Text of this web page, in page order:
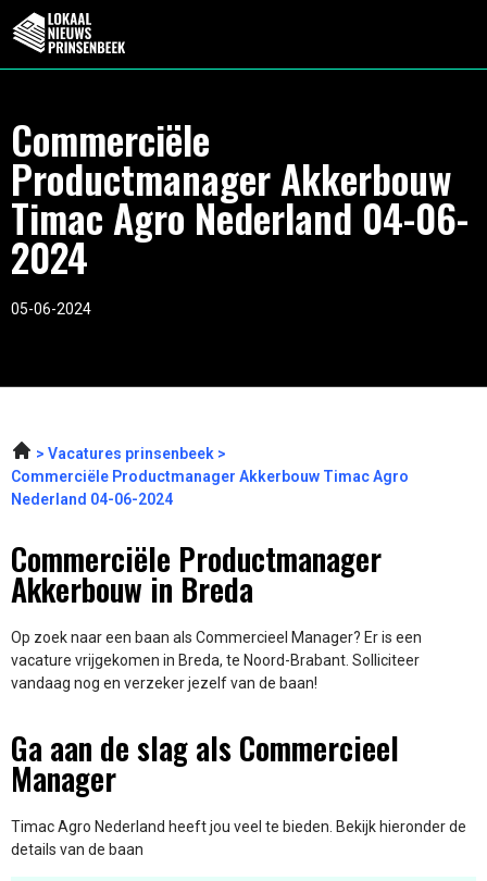
Commerciële
Productmanager Akkerbouw
Timac Agro Nederland 04-06-
2024
05-06-2024
Vacatures prinsenbeek
Commerciële Productmanager Akkerbouw Timac Agro
Nederland 04-06-2024
Commerciële Productmanager
Akkerbouw in Breda
Op zoek naar een baan als Commercieel Manager? Er is een
vacature vrijgekomen in Breda, te Noord-Brabant. Solliciteer
vandaag nog en verzeker jezelf van de baan!
Ga aan de slag als Commercieel
Manager
Timac Agro Nederland heeft jou veel te bieden. Bekijk hieronder de
details van de baan